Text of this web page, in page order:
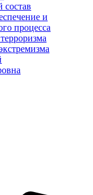
состав
и
процесса